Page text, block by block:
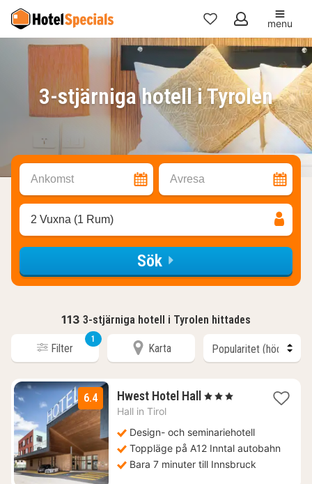
Mina
favoriter
menu
3-stjärniga hotell i Tyrolen
Ankomst Avresa
2 Vuxna (1 Rum)
Sök
113 3-stjärniga hotell i Tyrolen hittades
Filter
1
Karta
6.4 Hwest Hotel Hall
1
976
kr.
, 3 Stjärnor
Hall in Tirol
Design- och seminariehotell
Toppläge på A12 Inntal autobahn
Bara 7 minuter till Innsbruck